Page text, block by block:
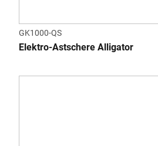
GK1000-QS
Elektro-Astschere Alligator